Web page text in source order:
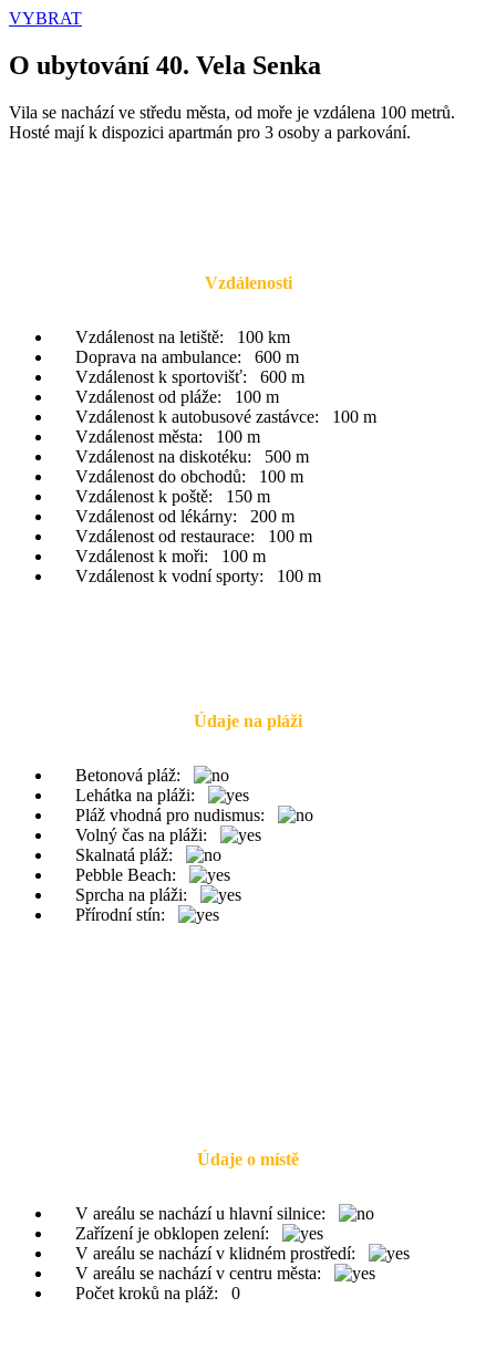
VYBRAT
O ubytování 40. Vela Senka
Vila se nachází ve středu města, od moře je vzdálena 100 metrů.
Hosté mají k dispozici apartmán pro 3 osoby a parkování.
Vzdálenosti
Vzdálenost na letiště: 100 km
Doprava na ambulance: 600 m
Vzdálenost k sportovišť: 600 m
Vzdálenost od pláže: 100 m
Vzdálenost k autobusové zastávce: 100 m
Vzdálenost města: 100 m
Vzdálenost na diskotéku: 500 m
Vzdálenost do obchodů: 100 m
Vzdálenost k poště: 150 m
Vzdálenost od lékárny: 200 m
Vzdálenost od restaurace: 100 m
Vzdálenost k moři: 100 m
Vzdálenost k vodní sporty: 100 m
Údaje na pláži
Betonová pláž:
Lehátka na pláži:
Pláž vhodná pro nudismus:
Volný čas na pláži:
Skalnatá pláž:
Pebble Beach:
Sprcha na pláži:
Přírodní stín:
Údaje o místě
V areálu se nachází u hlavní silnice:
Zařízení je obklopen zelení:
V areálu se nachází v klidném prostředí:
V areálu se nachází v centru města:
Počet kroků na pláž: 0